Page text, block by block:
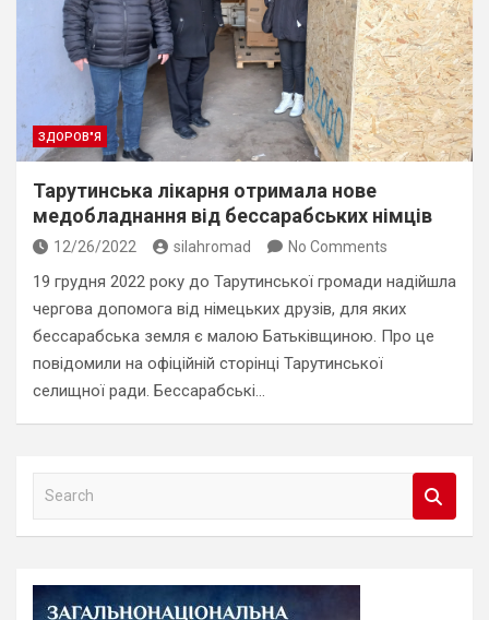
ЗДОРОВ"Я
Тарутинська лікарня отримала нове
медобладнання від бессарабських німців
12/26/2022 silahromad No Comments
19 грудня 2022 року до Тарутинської громади надійшла
чергова допомога від німецьких друзів, для яких
бессарабська земля є малою Батьківщиною. Про це
повідомили на офіційній сторінці Тарутинської
селищної ради. Бессарабські…
a